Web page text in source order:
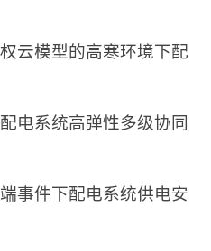
云模型的高寒环境下配
电系统高弹性多级协同
事件下配电系统供电安